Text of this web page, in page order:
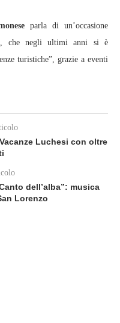
parla di un’occasione
che negli ultimi anni si è
turistiche”, grazie a eventi
Luchesi con oltre
dell’alba”: musica
Lorenzo